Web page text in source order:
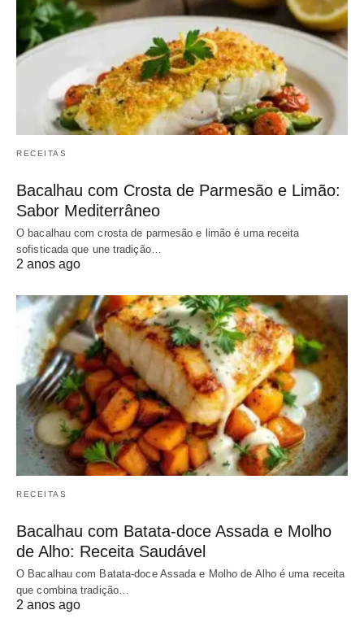
RECEITAS
Bacalhau com Crosta de Parmesão e Limão:
Sabor Mediterrâneo
O bacalhau com crosta de parmesão e limão é uma receita
sofisticada que une tradição…
2 anos ago
RECEITAS
Bacalhau com Batata-doce Assada e Molho
de Alho: Receita Saudável
O Bacalhau com Batata-doce Assada e Molho de Alho é uma receita
que combina tradição…
2 anos ago